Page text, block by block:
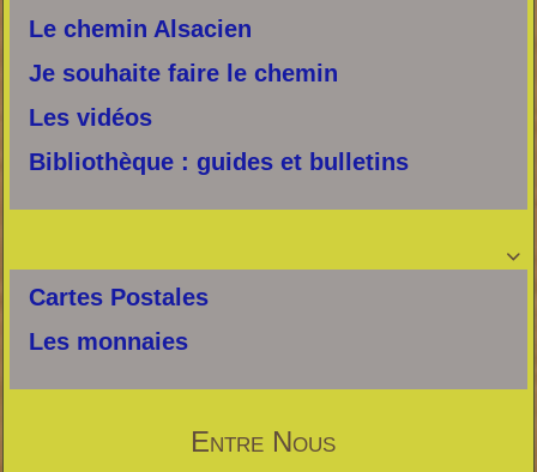
Le chemin Alsacien
Je souhaite faire le chemin
Les vidéos
Bibliothèque : guides et bulletins

Cartes Postales
Les monnaies
Entre Nous